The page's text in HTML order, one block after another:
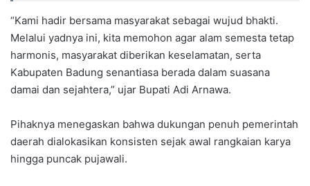
“Kami hadir bersama masyarakat sebagai wujud bhakti.
Melalui yadnya ini, kita memohon agar alam semesta tetap
harmonis, masyarakat diberikan keselamatan, serta
Kabupaten Badung senantiasa berada dalam suasana
damai dan sejahtera,” ujar Bupati Adi Arnawa.
Pihaknya menegaskan bahwa dukungan penuh pemerintah
daerah dialokasikan konsisten sejak awal rangkaian karya
hingga puncak pujawali.